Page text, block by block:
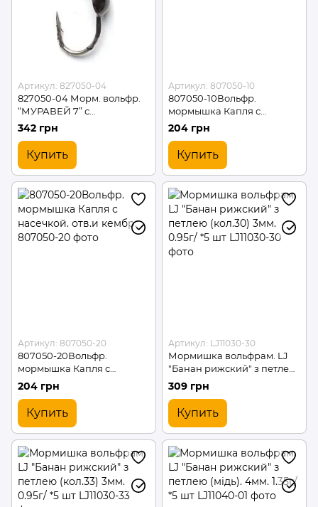
Артикул: 827050-04
827050-04 Морм. вольфр.
“МУРАВЕЙ 7” с
петелькой*5
342 грн
Купить
Артикул: 807050-10
807050-10Вольфр.
мормышка Капля с
насечкой. отв.и кембр.
204 грн
Купить
Артикул: 807050-20
807050-20Вольфр.
мормышка Капля с
насечкой. отв.и кембр.
204 грн
Купить
Артикул: LJ11030-30
Мормишка вольфрам. LJ
"Банан рижский" з петлею
(кол.30) 3мм. 0.95г/ *5 шт
309 грн
Купить